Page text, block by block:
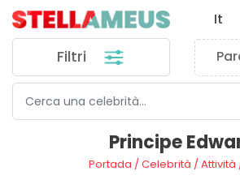
Filtri
It
Principe
Portada /Celebrità /Attività